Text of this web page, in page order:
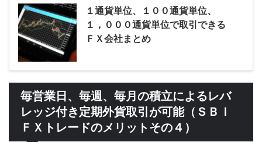
１通貨単位、１００通貨単位、
１，０００通貨単位で取引できる
ＦＸ会社まとめ
毎営業日、毎週、毎月の積立によるレバ
レッジ付き定期外貨取引が可能（ＳＢＩ
ＦＸトレードのメリットその４）